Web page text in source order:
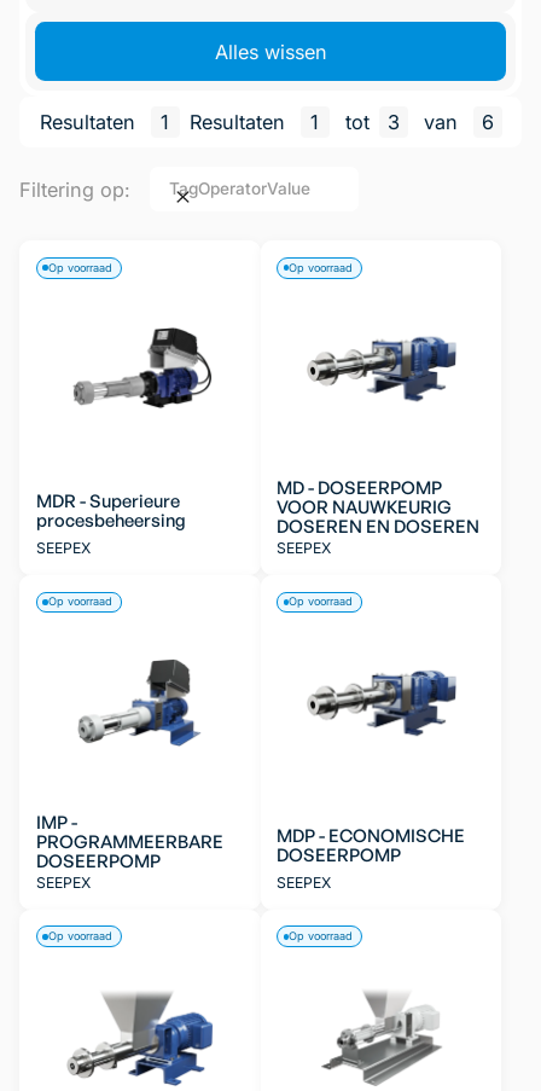
Alles wissen
Resultaten 1 Resultaten 1 tot 3 van 6
Filtering op: TagOperatorValue
MDR - Superieure
procesbeheersing
SEEPEX
Op voorraad
MD - DOSEERPOMP
VOOR NAUWKEURIG
DOSEREN EN DOSEREN
SEEPEX
Op voorraad
IMP -
PROGRAMMEERBARE
DOSEERPOMP
SEEPEX
Op voorraad
MDP - ECONOMISCHE
DOSEERPOMP
SEEPEX
Op voorraad
Op voorraad Op voorraad